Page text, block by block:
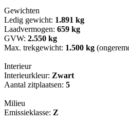
Gewichten
Ledig gewicht: 1.891 kg
Laadvermogen: 659 kg
GVW: 2.550 kg
Max. trekgewicht: 1.500 kg
Interieur
Interieurkleur: Zwart
Aantal zitplaatsen: 5
Milieu
Emissieklasse: Z